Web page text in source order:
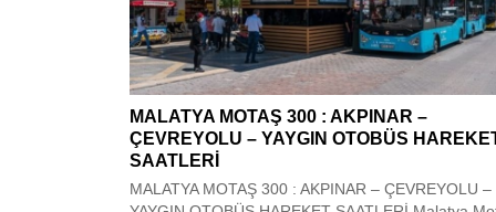
MALATYA MOTAŞ 300 : AKPINAR –
ÇEVREYOLU – YAYGIN OTOBÜS
SAATLERİ
MALATYA MOTAŞ 300 : AKPINAR – ÇEVREYOLU –